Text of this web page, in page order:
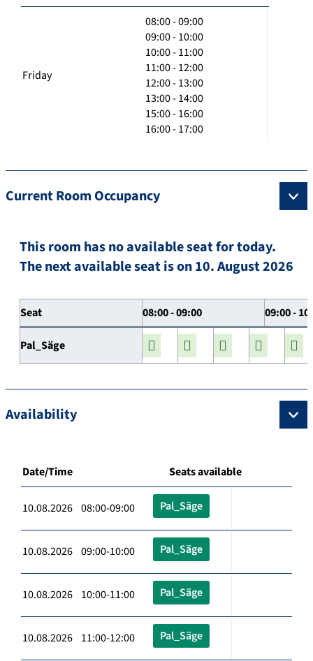
Friday
08:00 - 09:00
09:00 - 10:00
10:00 - 11:00
11:00 - 12:00
12:00 - 13:00
13:00 - 14:00
15:00 - 16:00
16:00 - 17:00
Current Room Occupancy
This room has no available seat for today.
The next available seat is on 10. August 2026
Seat 08:00 - 09:00 09:00 -
Pal_Säge
Availability
Date/Time Seats available
10.08.2026 08:00-09:00 Pal_Säge
10.08.2026 09:00-10:00 Pal_Säge
10.08.2026 10:00-11:00 Pal_Säge
10.08.2026 11:00-12:00 Pal_Säge